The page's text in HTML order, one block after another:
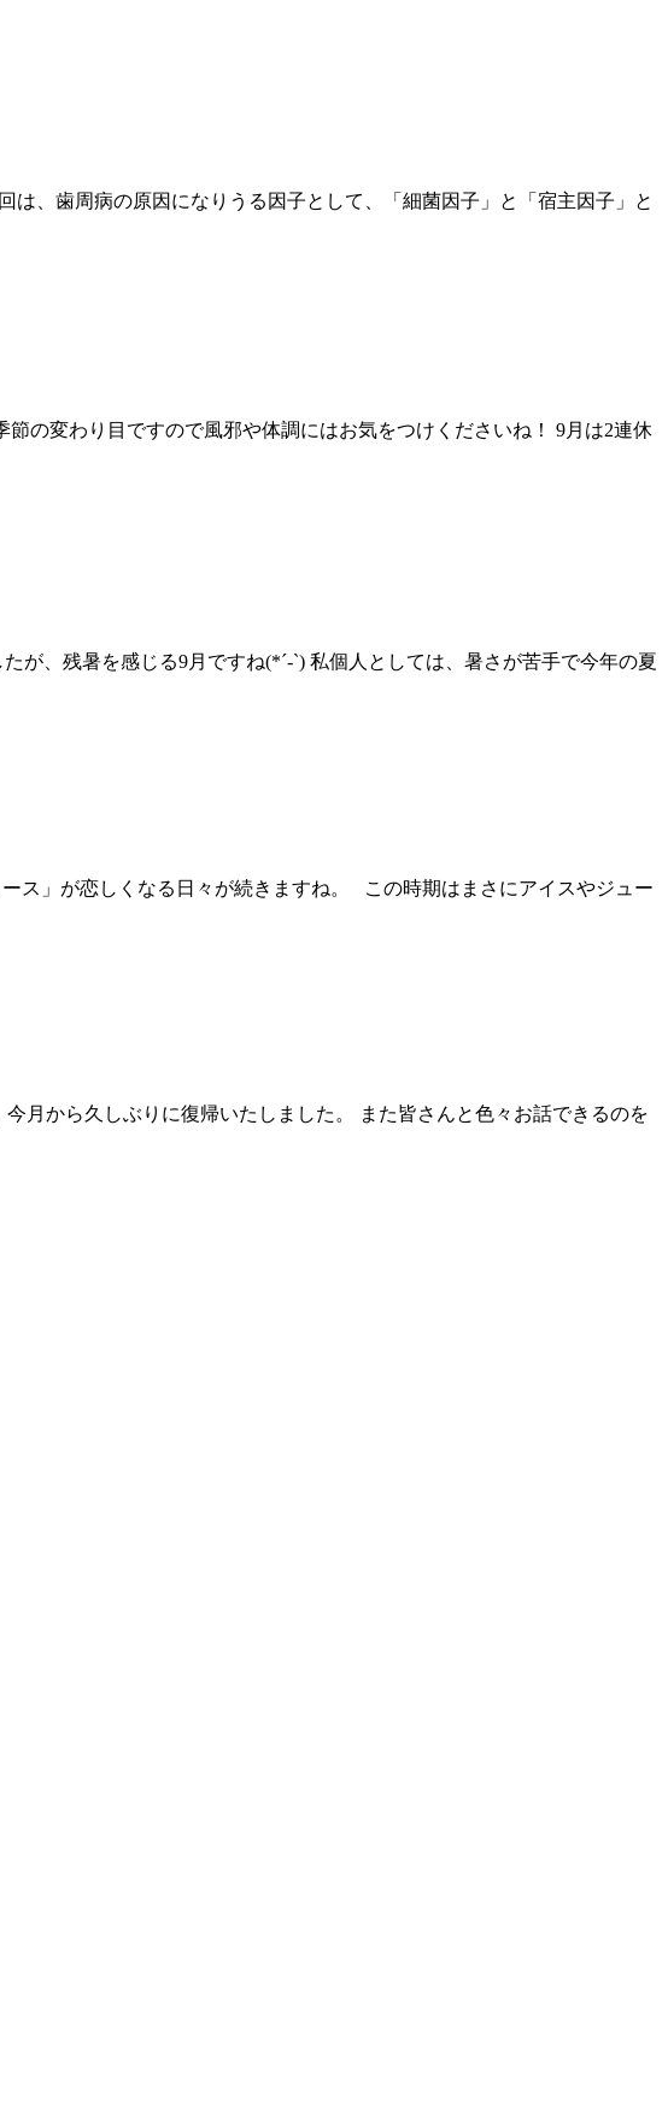
、歯周病の原因になりうる因子として、「細菌因子」と「宿主因子」と
の変わり目ですので風邪や体調にはお気をつけくださいね！ 9月は2連休
が、残暑を感じる9月ですね(*´-`) 私個人としては、暑さが苦手で今年の夏
ス」が恋しくなる日々が続きますね。 この時期はまさにアイスやジュー
月から久しぶりに復帰いたしました。 また皆さんと色々お話できるのを